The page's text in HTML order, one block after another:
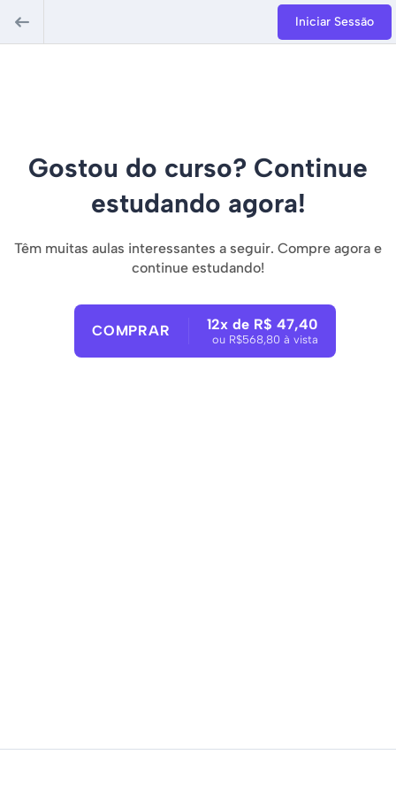
Iniciar Sessão
Gostou do curso? Continue
estudando agora!
Têm muitas aulas interessantes a seguir. Compre agora e
continue estudando!
COMPRAR 12x de R$ 47,40
ou R$568,80 à vista